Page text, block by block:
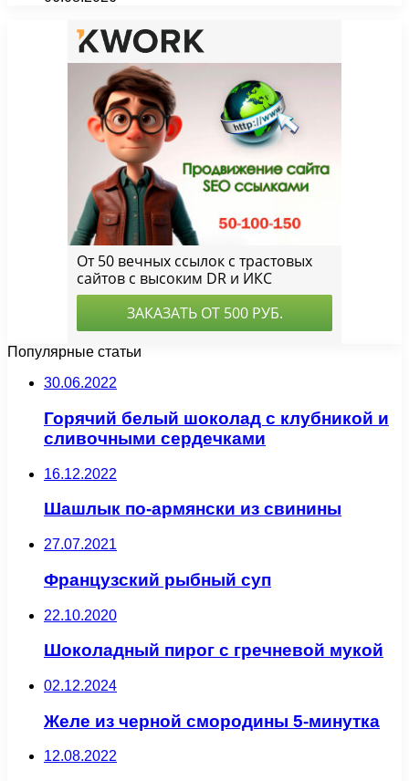
Популярные статьи
30.06.2022
Горячий белый шоколад с клубникой и
сливочными сердечками
16.12.2022
Шашлык по-армянски из свинины
27.07.2021
Французский рыбный суп
22.10.2020
Шоколадный пирог с гречневой мукой
02.12.2024
Желе из черной смородины 5-минутка
12.08.2022